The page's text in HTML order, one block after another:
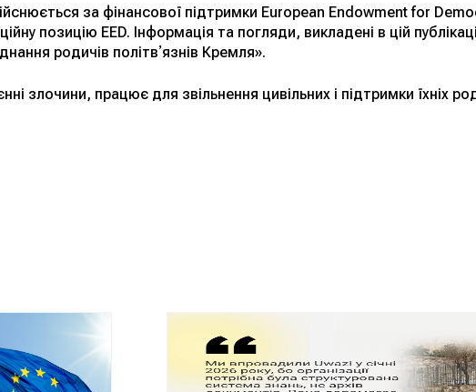
за фінансової підтримки European Endowment for
позицію EED. Інформація та погляди, викладені в цій
родичів політвʼязнів Кремля».
злочини, працює для звільнення цивільних і підтримки їхніх